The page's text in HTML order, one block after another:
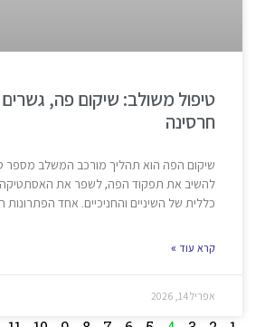
טיפול משולב: שיקום פה, גשרים
חרסינה
שיקום הפה הוא תהליך מורכב המשלב מספר
להשיב את תפקוד הפה, לשפר את האסתטיקה
כללית של השיניים והחניכיים. אחד הפתרונות
קרא עוד »
אפריל 14, 2026